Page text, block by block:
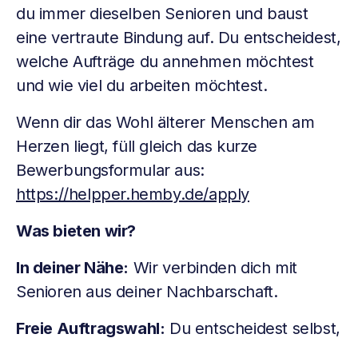
du immer dieselben Senioren und baust
eine vertraute Bindung auf. Du entscheidest,
welche Aufträge du annehmen möchtest
und wie viel du arbeiten möchtest.
Wenn dir das Wohl älterer Menschen am
Herzen liegt, füll gleich das kurze
Bewerbungsformular aus:
https://helpper.hemby.de/apply
Was bieten wir?
In deiner Nähe: Wir verbinden dich mit
Senioren aus deiner Nachbarschaft.
Freie Auftragswahl: Du entscheidest selbst,